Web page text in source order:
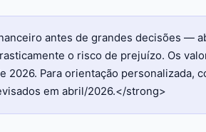
antes de grandes decisões —
o risco de prejuízo. Os
2026. Para orientação personalizada,
em abril/2026.</strong>